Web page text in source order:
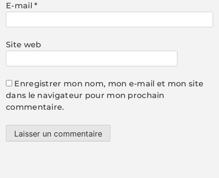
E-mail*
Site web
Enregistrer mon nom, mon e-mail et mon site
dans le navigateur pour mon prochain
commentaire.